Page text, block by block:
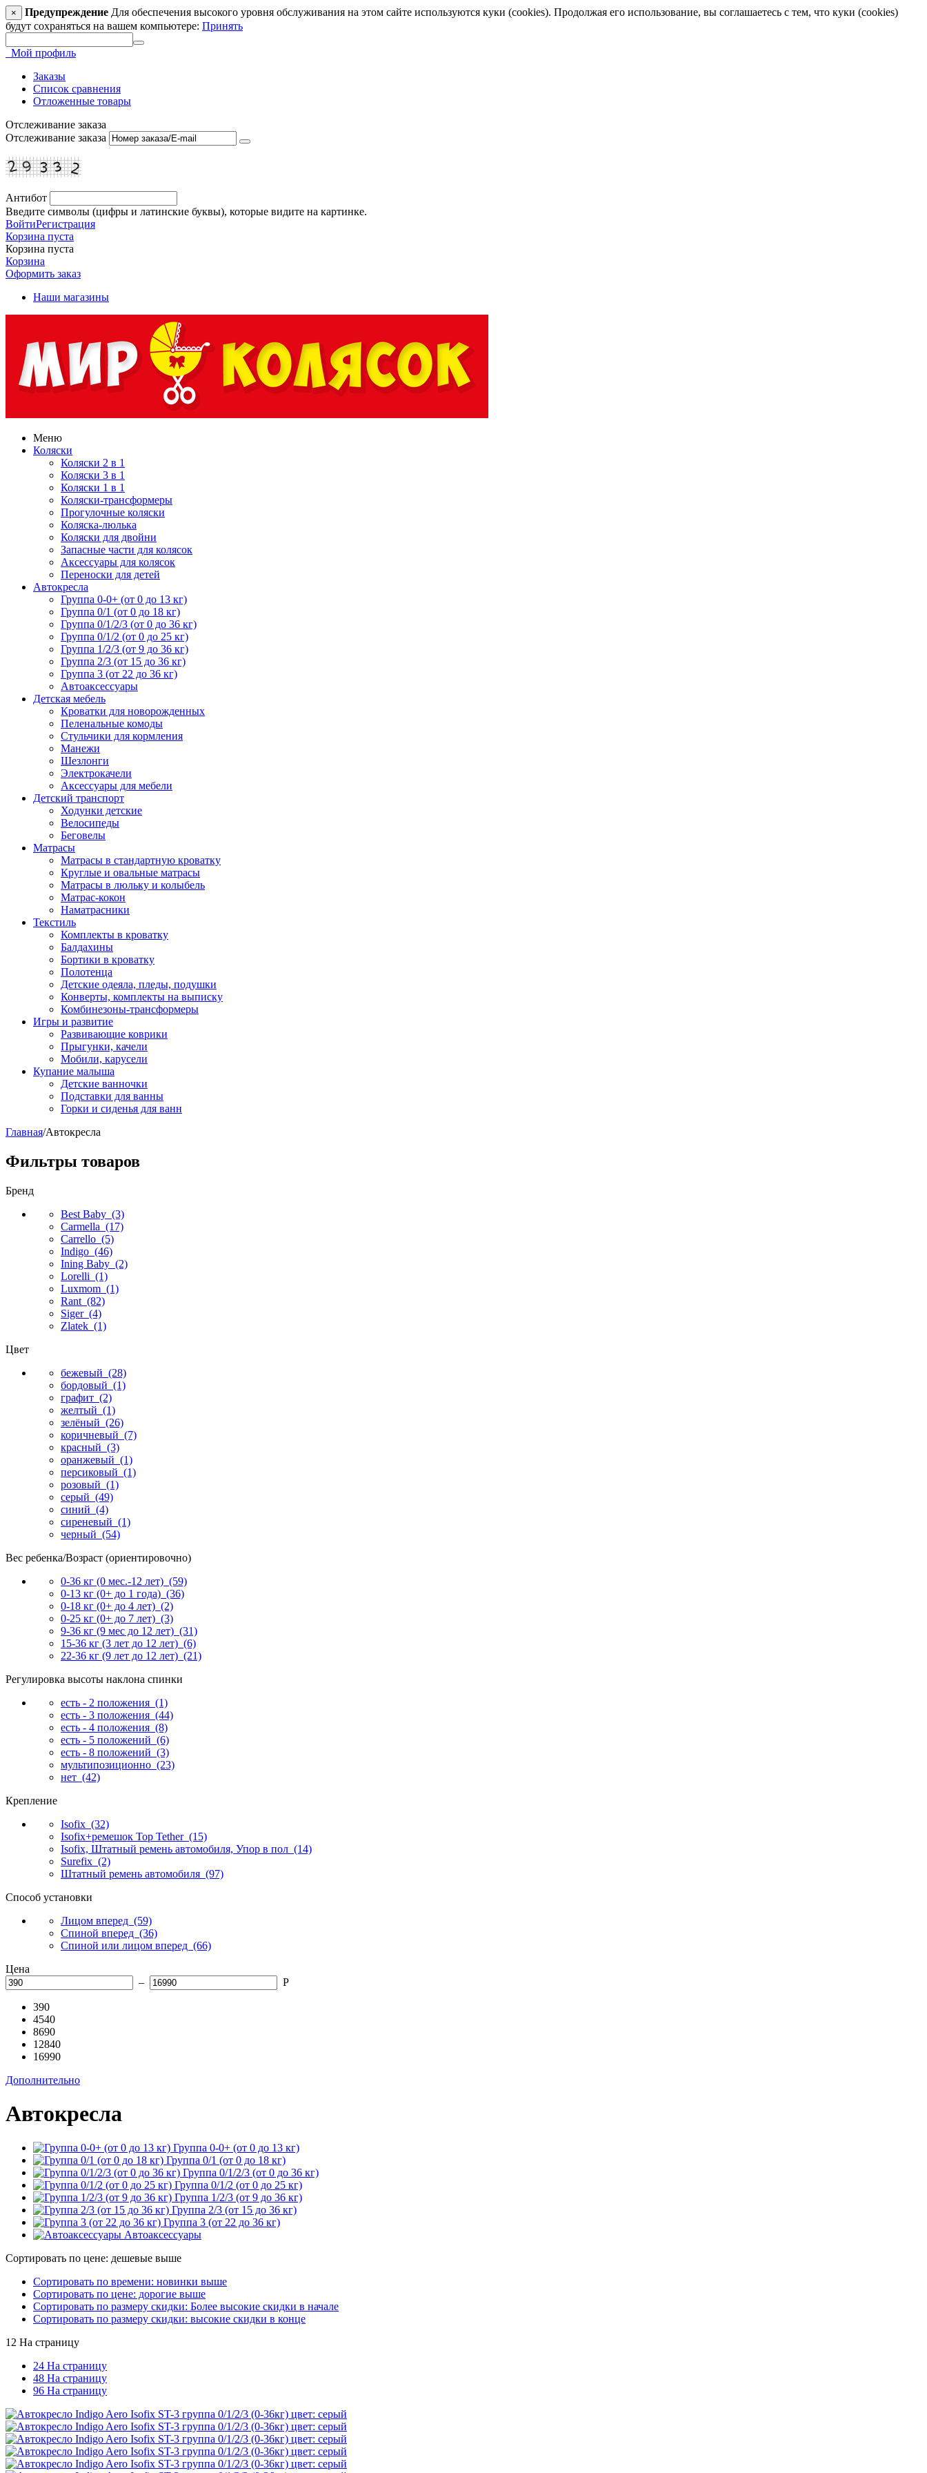
× Предупреждение Для обеспечения высокого уровня обслуживания на этом сайте используются куки (cookies). Продолжая его использование, вы соглашаетесь с тем, что куки (cookies)
будут сохраняться на вашем компьютере: Принять
Мой профиль
Заказы
Список сравнения
Отложенные товары
Отслеживание заказа
Отслеживание заказа
Антибот
Введите символы (цифры и латинские буквы), которые видите на картинке.
ВойтиРегистрация
Корзина пуста
Корзина пуста
Корзина
Оформить заказ
Наши магазины
Меню
Коляски
Коляски 2 в 1
Коляски 3 в 1
Коляски 1 в 1
Коляски-трансформеры
Прогулочные коляски
Коляска-люлька
Коляски для двойни
Запасные части для колясок
Аксессуары для колясок
Переноски для детей
Автокресла
Группа 0-0+ (от 0 до 13 кг)
Группа 0/1 (от 0 до 18 кг)
Группа 0/1/2/3 (от 0 до 36 кг)
Группа 0/1/2 (от 0 до 25 кг)
Группа 1/2/3 (от 9 до 36 кг)
Группа 2/3 (от 15 до 36 кг)
Группа 3 (от 22 до 36 кг)
Автоаксессуары
Детская мебель
Кроватки для новорожденных
Пеленальные комоды
Стульчики для кормления
Манежи
Шезлонги
Электрокачели
Аксессуары для мебели
Детский транспорт
Ходунки детские
Велосипеды
Беговелы
Матрасы
Матрасы в стандартную кроватку
Круглые и овальные матрасы
Матрасы в люльку и колыбель
Матрас-кокон
Наматрасники
Текстиль
Комплекты в кроватку
Балдахины
Бортики в кроватку
Полотенца
Детские одеяла, пледы, подушки
Конверты, комплекты на выписку
Комбинезоны-трансформеры
Игры и развитие
Развивающие коврики
Прыгунки, качели
Мобили, карусели
Купание малыша
Детские ванночки
Подставки для ванны
Горки и сиденья для ванн
Главная/Автокресла
Фильтры товаров
Бренд
Best Baby (3)
Carmella (17)
Carrello (5)
Indigo (46)
Ining Baby (2)
Lorelli (1)
Luxmom (1)
Rant (82)
Siger (4)
Zlatek (1)
Цвет
бежевый (28)
бордовый (1)
графит (2)
желтый (1)
зелёный (26)
коричневый (7)
красный (3)
оранжевый (1)
персиковый (1)
розовый (1)
серый (49)
синий (4)
сиреневый (1)
черный (54)
Вес ребенка/Возраст (ориентировочно)
0-36 кг (0 мес.-12 лет) (59)
0-13 кг (0+ до 1 года) (36)
0-18 кг (0+ до 4 лет) (2)
0-25 кг (0+ до 7 лет) (3)
9-36 кг (9 мес до 12 лет) (31)
15-36 кг (3 лет до 12 лет) (6)
22-36 кг (9 лет до 12 лет) (21)
Регулировка высоты наклона спинки
есть - 2 положения (1)
есть - 3 положения (44)
есть - 4 положения (8)
есть - 5 положений (6)
есть - 8 положений (3)
мультипозиционно (23)
нет (42)
Крепление
Isofix (32)
Isofix+ремешок Тор Tether (15)
Isofix, Штатный ремень автомобиля, Упор в пол (14)
Surefix (2)
Штатный ремень автомобиля (97)
Способ установки
Лицом вперед (59)
Спиной вперед (36)
Спиной или лицом вперед (66)
Цена
–
Р
390
4540
8690
12840
16990
Дополнительно
Автокресла
Группа 0-0+ (от 0 до 13 кг)
Группа 0/1 (от 0 до 18 кг)
Группа 0/1/2/3 (от 0 до 36 кг)
Группа 0/1/2 (от 0 до 25 кг)
Группа 1/2/3 (от 9 до 36 кг)
Группа 2/3 (от 15 до 36 кг)
Группа 3 (от 22 до 36 кг)
Автоаксессуары
Сортировать по цене: дешевые выше
Сортировать по времени: новинки выше
Сортировать по цене: дорогие выше
Сортировать по размеру скидки: Более высокие скидки в начале
Сортировать по размеру скидки: высокие скидки в конце
12 На страницу
24 На страницу
48 На страницу
96 На страницу